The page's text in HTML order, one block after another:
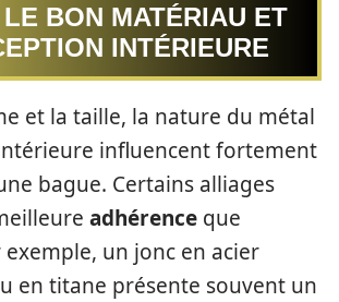
BON MATÉRIAU ET
INTÉRIEURE
et la taille, la nature du métal
influencent fortement
bague. Certains alliages
adhérence que
exemple, un jonc en acier
en titane présente souvent un